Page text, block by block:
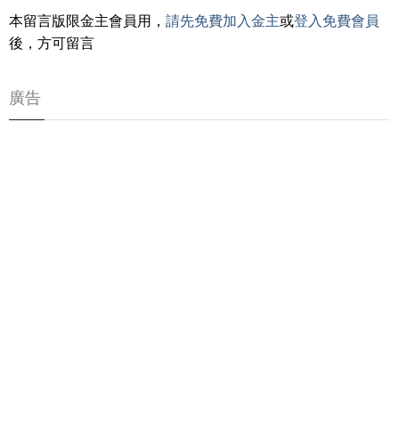
本留言版限金主會員用， 請先免費加入金主或登入免費會員
後，方可留言
廣告